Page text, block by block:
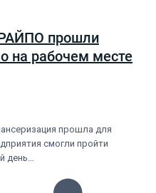
РАЙПО прошли
на рабочем месте
прошла для
смогли пройти
день…